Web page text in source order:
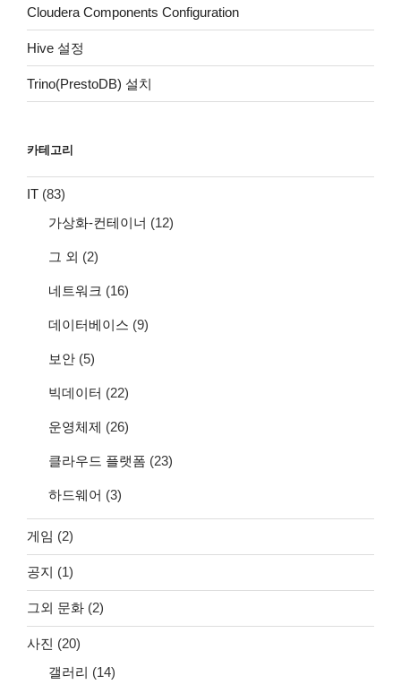
Cloudera Components Configuration
Hive 설정
Trino(PrestoDB) 설치
카테고리
IT (83)
가상화-컨테이너 (12)
그 외 (2)
네트워크 (16)
데이터베이스 (9)
보안 (5)
빅데이터 (22)
운영체제 (26)
클라우드 플랫폼 (23)
하드웨어 (3)
게임 (2)
공지 (1)
그외 문화 (2)
사진 (20)
갤러리 (14)